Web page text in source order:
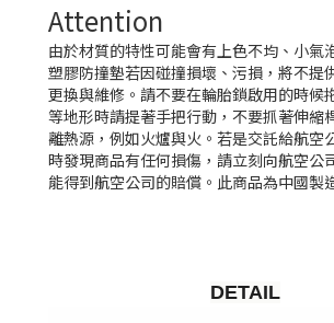
Attention
由於材質的特性可能會有上色不均、小氣
塑膠防撞墊若因碰撞損壞、污損，將不提
更換與維修。請不要在輪胎鎖啟用的時候
等地形時請提著手把行動，不要抓著伸縮
離熱源，例如火爐與火。若是交託給航空
時發現商品有任何損傷，請立刻向航空公
能得到航空公司的賠償。此商品為中國製
DETAIL